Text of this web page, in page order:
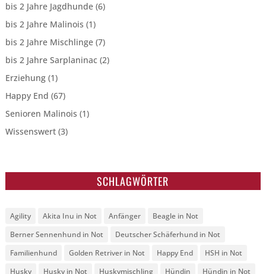
bis 2 Jahre Jagdhunde(6)
bis 2 Jahre Malinois (1)
bis 2 Jahre Mischlinge(7)
bis 2 Jahre Sarplaninac(2)
Erziehung(1)
Happy End (67)
Senioren Malinois (1)
Wissenswert(3)
SCHLAGWÖRTER
Agility Akita Inu in Not Anfänger
Beagle in Not
Berner Sennenhund in Not
Deutscher Schäferhund in Not
Familienhund
Golden Retriver in Not Happy End
HSH in Not
Husky
Husky in Not Huskymischling Hündin
Hündin in Not